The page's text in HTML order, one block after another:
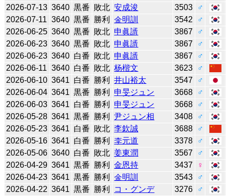
2026-07-13 3640 黒番 敗北 安成浚 3503
♂
2026-07-11 3640 黒番 勝利 金明訓 3542
♂
2026-06-25 3640 黒番 敗北 申眞諝 3867
♂
2026-06-23 3640 黒番 敗北 申眞諝 3867
♂
2026-06-23 3640 白番 敗北 申眞諝 3867
♂
2026-06-11 3640 白番 敗北 杨楷文 3623
♂
2026-06-10 3641 白番 勝利 井山裕太 3547
♂
2026-06-04 3641 黒番 勝利 申旻ジュン 3668
♂
2026-06-03 3641 白番 勝利 申旻ジュン 3668
♂
2026-05-28 3641 黒番 勝利 尹ジュン相 3408
♂
2026-05-23 3641 白番 敗北 李欽誠 3688
♂
2026-05-16 3641 白番 勝利 李元道 3378
♂
2026-05-06 3640 白番 敗北 姜東潤 3567
♂
2026-04-29 3641 黒番 勝利 金恩持 3437
♀
2026-04-23 3641 黒番 勝利 金明訓 3543
♂
2026-04-22 3641 黒番 勝利 コ・グンデ 3276
♂